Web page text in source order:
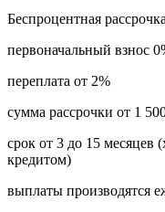
Беспроцентная рассрочка
первоначальный взнос
переплата от 2%
сумма рассрочки от 1
срок от 3 до 15 месяцев
кредитом)
выплаты производятся